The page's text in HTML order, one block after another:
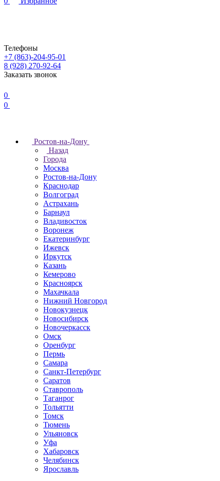
Телефоны
+7 (863)-204-95-01
8 (928) 270-92-64
Заказать звонок
0
0
Ростов-на-Дону
Назад
Города
Москва
Ростов-на-Дону
Краснодар
Волгоград
Астрахань
Барнаул
Владивосток
Воронеж
Екатеринбург
Ижевск
Иркутск
Казань
Кемерово
Красноярск
Махачкала
Нижний Новгород
Новокузнецк
Новосибирск
Новочеркаcск
Омск
Оренбург
Пермь
Самара
Санкт-Петербург
Саратов
Ставрополь
Таганрог
Тольятти
Томск
Тюмень
Ульяновск
Уфа
Хабаровск
Челябинск
Ярославль